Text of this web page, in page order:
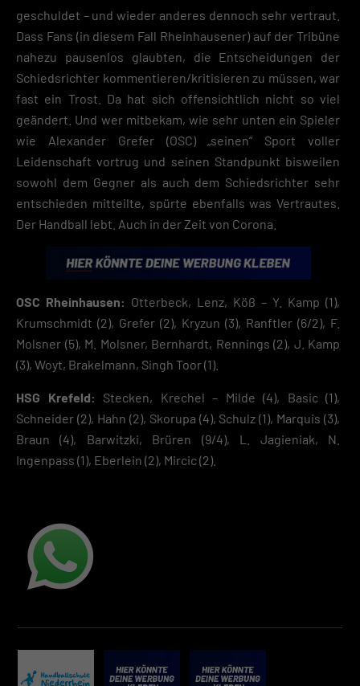
geschuldet – und wieder anderes dennoch sehr vertraut.
Dass Fans (in diesem Fall Rheinhausener) auf der Tribüne
nahezu pausenlos glaubten, die Entscheidungen der
Schiedsrichter kommentieren/kritisieren zu müssen, war
fast ein Trost. Da hat sich offensichtlich nicht so viel
geändert. Und wer mitbekam, wie sehr unten ein Spieler
wie Alexander Grefer (OSC) „seinen“ Sport voller
Leidenschaft vortrug und seinen Standpunkt bisweilen
sowohl dem Gegner als auch dem Schiedsrichter sehr
entschieden mitteilte, spürte ebenfalls was Vertrautes.
Der Handball lebt. Auch in der Zeit von Corona.
OSC Rheinhausen: Otterbeck, Lenz, Köß – Y. Kamp (1),
Krumschmidt (2), Grefer (2), Kryzun (3), Ranftler (6/2), F.
Molsner (5), M. Molsner, Bernhardt, Rennings (2), J. Kamp
(3), Woyt, Brakelmann, Singh Toor (1).
HSG Krefeld: Stecken, Krechel – Milde (4), Basic (1),
Schneider (2), Hahn (2), Skorupa (4), Schulz (1), Marquis (3),
Braun (4), Barwitzki, Brüren (9/4), L. Jagieniak, N.
Ingenpass (1), Eberlein (2), Mircic (2).
Speichern
Zurück
Datenschutzeinstellungen
Essenziell (2)
Essenzielle Cookies ermöglichen grundlegende Funktionen und sind für die
einwandfreie Funktion der Website erforderlich.
Cookie-Informationen anzeigen
Datenschutzerklärung